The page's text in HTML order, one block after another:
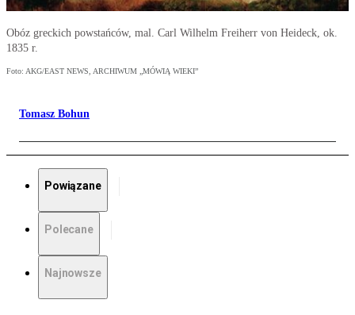
Obóz greckich powstańców, mal. Carl Wilhelm Freiherr von Heideck, ok.
1835 r.
Foto: AKG/EAST NEWS, ARCHIWUM „MÓWIĄ WIEKI”
Tomasz Bohun
Powiązane
Polecane
Najnowsze